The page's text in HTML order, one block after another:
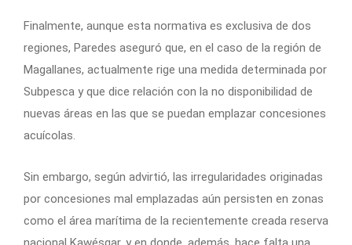
Finalmente, aunque esta normativa es exclusiva de dos
regiones, Paredes aseguró que, en el caso de la región de
Magallanes, actualmente rige una medida determinada por
Subpesca y que dice relación con la no disponibilidad de
nuevas áreas en las que se puedan emplazar concesiones
acuícolas.
Sin embargo, según advirtió, las irregularidades originadas
por concesiones mal emplazadas aún persisten en zonas
como el área marítima de la recientemente creada reserva